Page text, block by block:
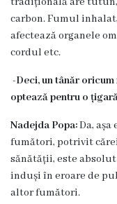
Consultative
Specializate
de
Staționar
zi
Centrul
Medicilor
de
carbon. Fumul
afectează organele
cordul etc.
-Deci, un tânăr
optează pentru o
Nadejda Popa:Da,
fumători, potrivit
sănătății, este
induși în eroare de
altor fumători.